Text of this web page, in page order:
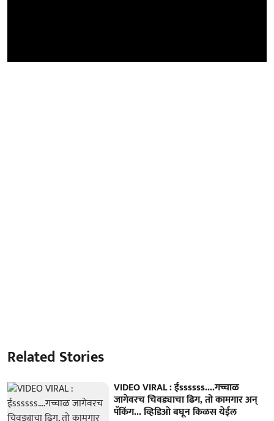
Related Stories
VIDEO VIRAL : ईssssss....गच्चाळ
जागेवरच चिवड्याचा ढिग, तो कामगार अन्
पॅकिंग... व्हिडिओ बघून किळस येईल